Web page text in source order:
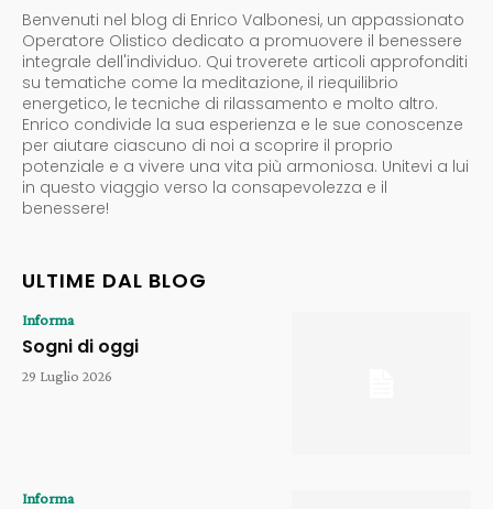
Benvenuti nel blog di Enrico Valbonesi, un appassionato
Operatore Olistico dedicato a promuovere il benessere
integrale dell'individuo. Qui troverete articoli approfonditi
su tematiche come la meditazione, il riequilibrio
energetico, le tecniche di rilassamento e molto altro.
Enrico condivide la sua esperienza e le sue conoscenze
per aiutare ciascuno di noi a scoprire il proprio
potenziale e a vivere una vita più armoniosa. Unitevi a lui
in questo viaggio verso la consapevolezza e il
benessere!
ULTIME DAL BLOG
Informa
Sogni di oggi
29 Luglio 2026
Informa